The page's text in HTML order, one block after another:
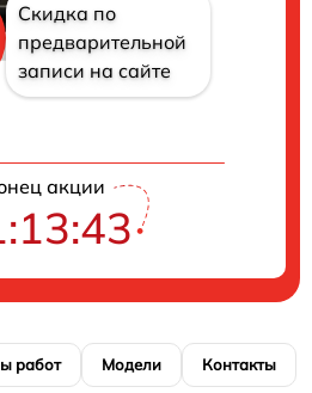
Скидка по
предварительной
записи на сайте
акции
работ Модели Контакты